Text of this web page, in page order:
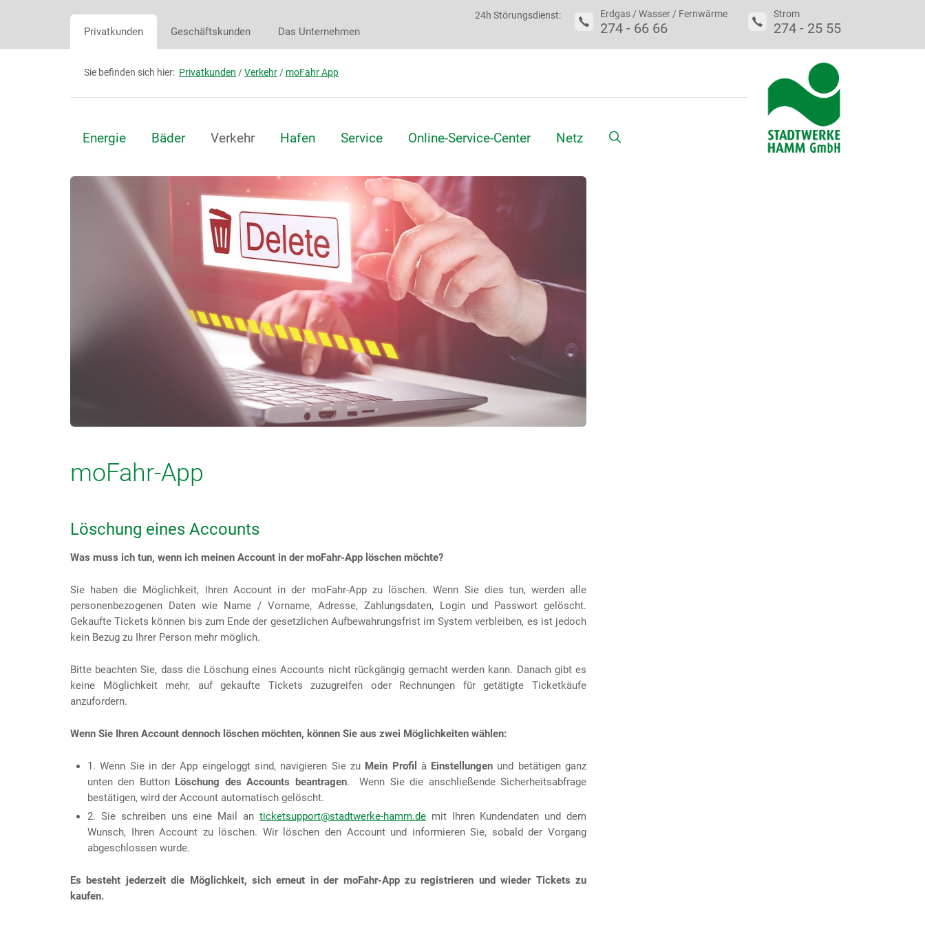
Privatkunden Geschäftskunden Das Unternehmen
24h Störungsdienst: Erdgas / Wasser / Fernwärme
274 - 66 66
Strom
274 - 25 55
Sie befinden sich hier: Privatkunden /Verkehr / moFahr App
Energie Bäder Verkehr Hafen Service Online-Service-Center Netz Suche
moFahr-App
Löschung eines Accounts
Was muss ich tun, wenn ich meinen Account in der moFahr-App löschen möchte?
Sie haben die Möglichkeit, Ihren Account in der moFahr-App zu löschen. Wenn Sie dies tun, werden alle
personenbezogenen Daten wie Name / Vorname, Adresse, Zahlungsdaten, Login und Passwort gelöscht.
Gekaufte Tickets können bis zum Ende der gesetzlichen Aufbewahrungsfrist im System verbleiben, es ist jedoch
kein Bezug zu Ihrer Person mehr möglich.
Bitte beachten Sie, dass die Löschung eines Accounts nicht rückgängig gemacht werden kann. Danach gibt es
keine Möglichkeit mehr, auf gekaufte Tickets zuzugreifen oder Rechnungen für getätigte Ticketkäufe
anzufordern.
Wenn Sie Ihren Account dennoch löschen möchten, können Sie aus zwei Möglichkeiten wählen:
1. Wenn Sie in der App eingeloggt sind, navigieren Sie zu Mein Profil à Einstellungen und betätigen ganz
unten den Button Löschung des Accounts beantragen. Wenn Sie die anschließende Sicherheitsabfrage
bestätigen, wird der Account automatisch gelöscht.
2. Sie schreiben uns eine Mail an ticketsupport@stadtwerke-hamm.demit Ihren Kundendaten und dem
Wunsch, Ihren Account zu löschen. Wir löschen den Account und informieren Sie, sobald der Vorgang
abgeschlossen wurde.
Es besteht jederzeit die Möglichkeit, sich erneut in der moFahr-App zu registrieren und wieder Tickets zu
kaufen.